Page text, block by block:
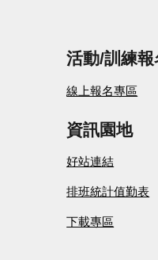
活動/訓練報
線上報名專區
資訊園地
好站連結
排班統計值勤表
下載專區